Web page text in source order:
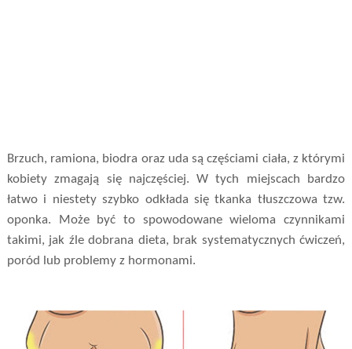
Brzuch, ramiona, biodra oraz uda są częściami ciała, z którymi
kobiety zmagają się najczęściej. W tych miejscach bardzo
łatwo i niestety szybko odkłada się tkanka tłuszczowa tzw.
oponka. Może być to spowodowane wieloma czynnikami
takimi, jak źle dobrana dieta, brak systematycznych ćwiczeń,
poród lub problemy z hormonami.